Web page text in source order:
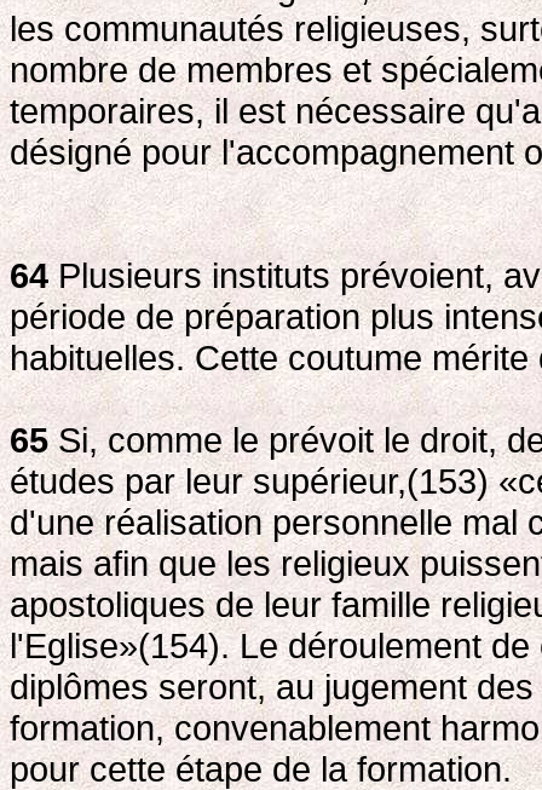
les communautés religieuses,
nombre de membres et
temporaires, il est nécessaire
désigné pour l'accompagnement
64Plusieurs instituts prévoient,
période de préparation plus
habituelles. Cette coutume
65Si, comme le prévoit le droit,
études par leur supérieur,(153)
d'une réalisation personnelle mal
mais afin que les religieux
apostoliques de leur famille
l'Eglise»(154). Le déroulement
diplômes seront, au jugement
formation, convenablement
pour cette étape de la formation.